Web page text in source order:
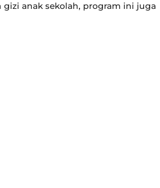
gizi anak sekolah, program ini juga